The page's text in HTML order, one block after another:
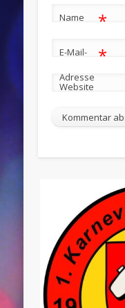
Name *
E-Mail-
Adresse
*
Website